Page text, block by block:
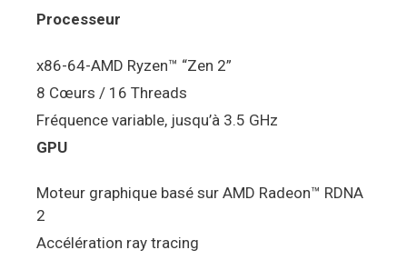
Processeur
x86-64-AMD Ryzen™ “Zen 2”
8 Cœurs / 16 Threads
Fréquence variable, jusqu’à 3.5 GHz
GPU
Moteur graphique basé sur AMD Radeon™ RDNA
2
Accélération ray tracing